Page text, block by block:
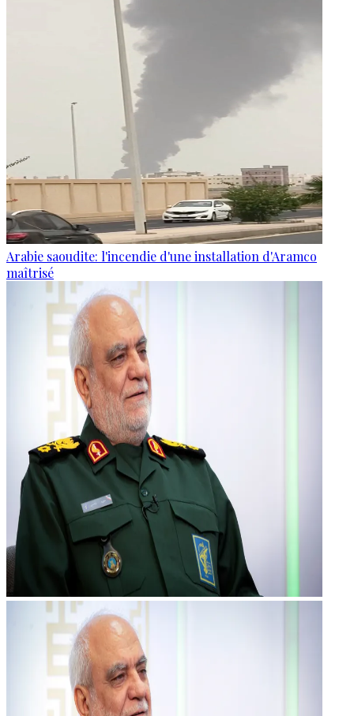
Arabie saoudite: l'incendie d'une installation d'Aramco
maîtrisé